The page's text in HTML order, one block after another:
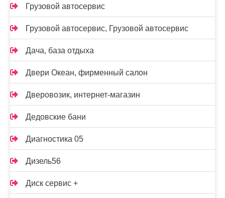
Грузовой автосервис
Грузовой автосервис, Грузовой автосервис
Дача, база отдыха
Двери Океан, фирменный салон
Дверовозик, интернет-магазин
Дедовские бани
Диагностика 05
Дизель56
Диск сервис +